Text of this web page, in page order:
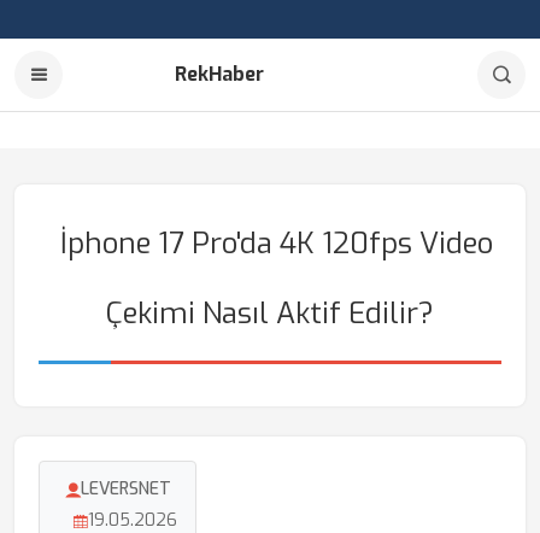
RekHaber
İphone 17 Pro'da 4K 120fps Video
Çekimi Nasıl Aktif Edilir?
LEVERSNET
19.05.2026